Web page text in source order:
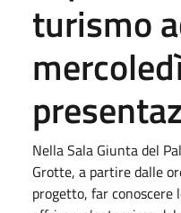
turismo
Nella Sala Giunta del
Grotte, a partire dalle
progetto, far